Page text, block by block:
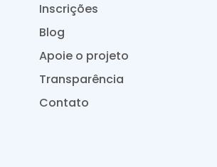
Inscrições
Blog
Apoie o projeto
Transparência
Contato